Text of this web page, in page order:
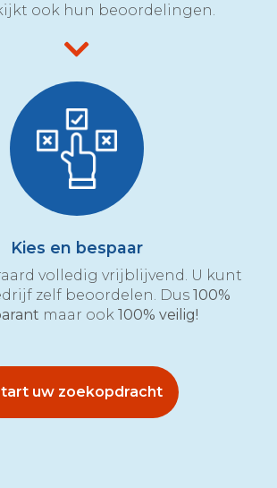
ook hun beoordelingen.
Kies en bespaar
volledig vrijblijvend. U kunt
zelf beoordelen. Dus 100%
maar ook 100% veilig!
uw zoekopdracht